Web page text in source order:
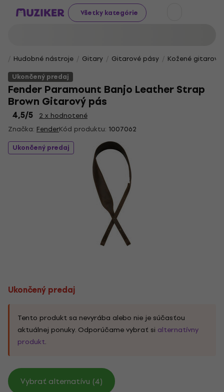
Všetky kategórie
Hudobné nástroje Gitary Gitarové pásy
Kožené
Ukončený predaj
Fender Paramount Banjo Leather Strap
Brown Gitarový pás
4,5/5
2 x hodnotené
Značka: FenderKód produktu: 1007062
Ukončený predaj
Ukončený predaj
Tento produkt sa nevyrába alebo nie je súčasťou
aktuálnej ponuky. Odporúčame vybrať si alternatívny
produkt.
Vybrať alternatívu (4)